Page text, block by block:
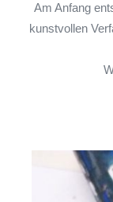
Am Anfang
kunstvollen